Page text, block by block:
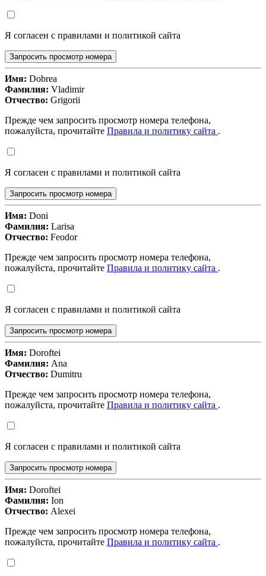
Я согласен с правилами и политикой сайта
Запросить просмотр номера
Имя: Dobrea
Фамилия: Vladimir
Отчество: Grigorii
Прежде чем запросить просмотр номера телефона,
пожалуйста, прочитайте Правила и политику сайта .
Я согласен с правилами и политикой сайта
Запросить просмотр номера
Имя: Doni
Фамилия: Larisa
Отчество: Feodor
Прежде чем запросить просмотр номера телефона,
пожалуйста, прочитайте Правила и политику сайта .
Я согласен с правилами и политикой сайта
Запросить просмотр номера
Имя: Doroftei
Фамилия: Ana
Отчество: Dumitru
Прежде чем запросить просмотр номера телефона,
пожалуйста, прочитайте Правила и политику сайта .
Я согласен с правилами и политикой сайта
Запросить просмотр номера
Имя: Doroftei
Фамилия: Ion
Отчество: Alexei
Прежде чем запросить просмотр номера телефона,
пожалуйста, прочитайте Правила и политику сайта .